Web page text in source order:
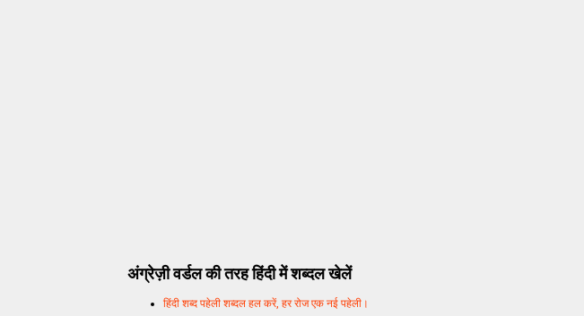
अंग्रेज़ी वर्डल की तरह हिंदी में शब्दल खेलें
हिंदी शब्द पहेली शब्दल हल करें, हर रोज एक नई पहेली।